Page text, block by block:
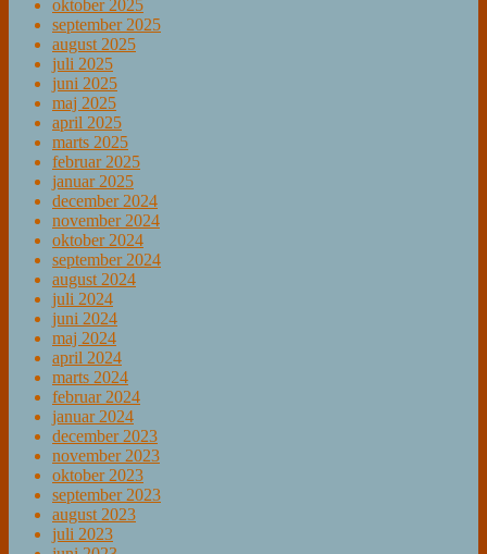
oktober 2025
september 2025
august 2025
juli 2025
juni 2025
maj 2025
april 2025
marts 2025
februar 2025
januar 2025
december 2024
november 2024
oktober 2024
september 2024
august 2024
juli 2024
juni 2024
maj 2024
april 2024
marts 2024
februar 2024
januar 2024
december 2023
november 2023
oktober 2023
september 2023
august 2023
juli 2023